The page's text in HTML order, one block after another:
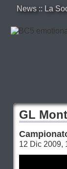
News :: La
GL
12 Dic 2009,